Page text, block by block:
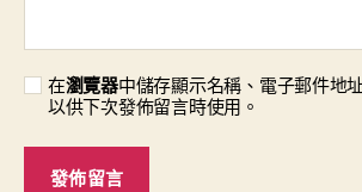
在瀏覽器中儲存顯示名稱、電子郵件地
以供下次發佈留言時使用。